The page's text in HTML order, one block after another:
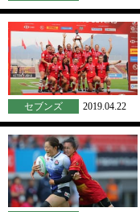
セブンズ 2019.04.22